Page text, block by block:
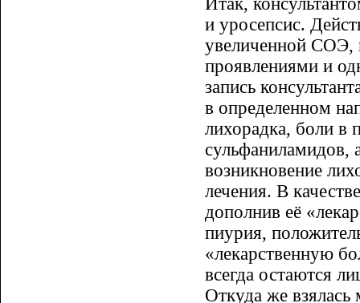
и уросепсис.
увеличенной СОЭ,
проявлениями и
запись
в определенном
лихорадка, боли в
сульфаниламидов,
возникновение
лечения. В
дополнив её
пиурия,
«лекарственную
всегда остаются
Откуда же